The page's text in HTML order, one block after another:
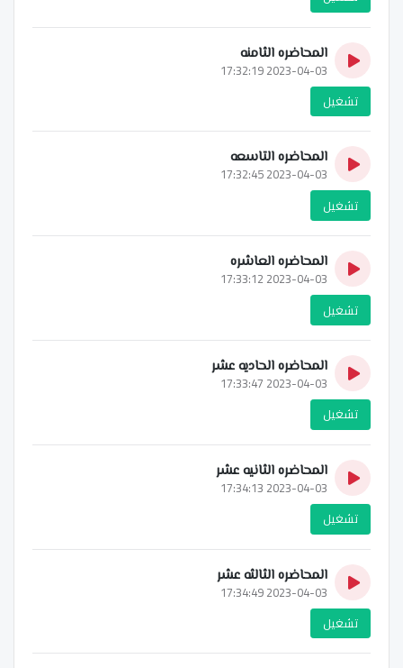
المحاضره الثامنه
2023-04-03 17:32:19
تشغيل
المحاضره التاسعه
2023-04-03 17:32:45
تشغيل
المحاضره العاشره
2023-04-03 17:33:12
تشغيل
المحاضره الحاديه عشر
2023-04-03 17:33:47
تشغيل
المحاضره الثانيه عشر
2023-04-03 17:34:13
تشغيل
المحاضره الثالثه عشر
2023-04-03 17:34:49
تشغيل